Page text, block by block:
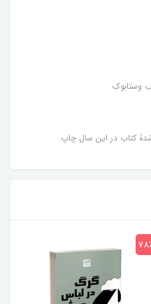
وستابوک
کتاب در این سال چاپ